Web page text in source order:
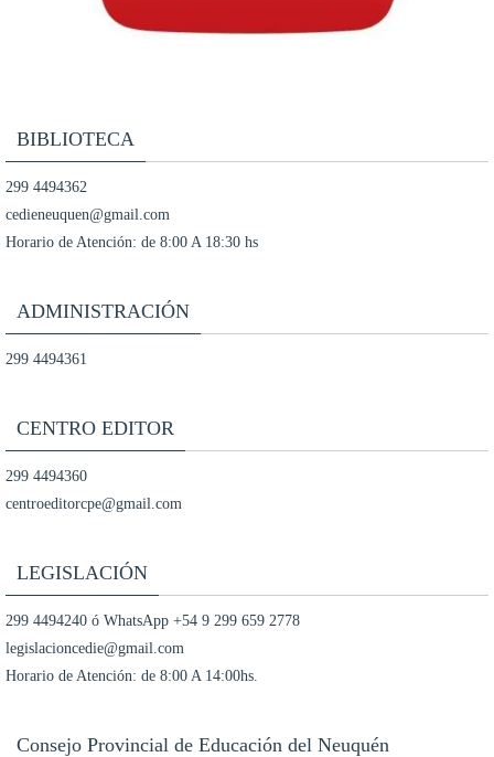
BIBLIOTECA
299 4494362
cedieneuquen@gmail.com
Horario de Atención: de 8:00 A 18:30 hs
ADMINISTRACIÓN
299 4494361
CENTRO EDITOR
299 4494360
centroeditorcpe@gmail.com
LEGISLACIÓN
299 4494240 ó WhatsApp +54 9 299 659 2778
legislacioncedie@gmail.com
Horario de Atención: de 8:00 A 14:00hs.
Consejo Provincial de Educación del Neuquén